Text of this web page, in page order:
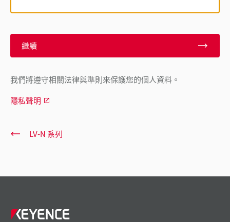
繼續
我們將遵守相關法律與準則來保護您的個人資料。
隱私聲明
LV-N 系列